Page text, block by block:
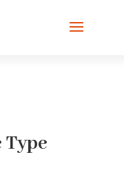
Type